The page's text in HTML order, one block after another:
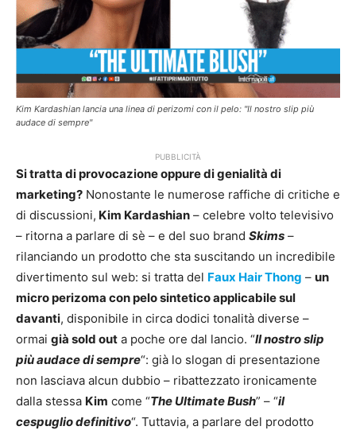
Kim Kardashian lancia una linea di perizomi con il pelo: "Il nostro slip più
audace di sempre"
PUBBLICITÀ
Si tratta di provocazione oppure di genialità di
marketing? Nonostante le numerose raffiche di critiche e
di discussioni, Kim Kardashian – celebre volto televisivo
– ritorna a parlare di sè – e del suo brand Skims –
rilanciando un prodotto che sta suscitando un incredibile
divertimento sul web: si tratta del Faux Hair Thong – un
micro perizoma con pelo sintetico applicabile sul
davanti, disponibile in circa dodici tonalità diverse –
ormai già sold out a poche ore dal lancio. “Il nostro slip
più audace di sempre“: già lo slogan di presentazione
non lasciava alcun dubbio – ribattezzato ironicamente
dalla stessa Kim come “The Ultimate Bush” – “il
cespuglio definitivo“. Tuttavia, a parlare del prodotto